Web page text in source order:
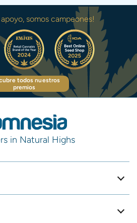
somos campeones!
todos nuestros
premios
in Natural Highs